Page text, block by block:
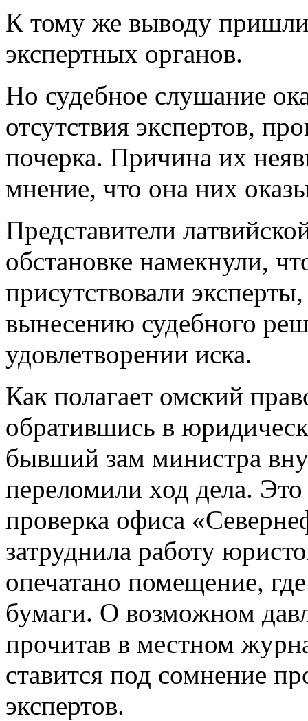
К тому же выводу
экспертных органов.
Но судебное слушание
отсутствия экспертов,
почерка. Причина их
мнение, что она них
Представители
обстановке намекнули,
присутствовали
вынесению судебного
удовлетворении иска.
Как полагает омский
обратившись в
бывший зам министра
переломили ход дела.
проверка офиса
затруднила работу
опечатано помещение,
бумаги. О возможном
прочитав в местном
ставится под сомнение
экспертов.